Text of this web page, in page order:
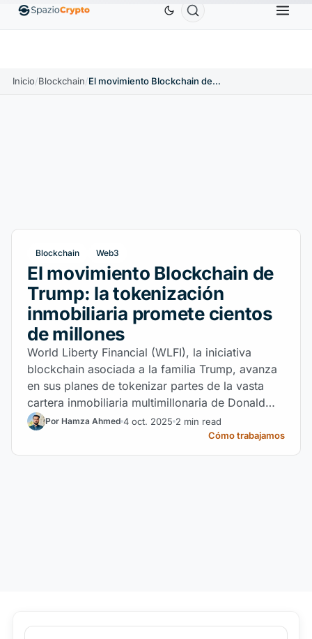
EthereumETH1880,58 US$ TetherUSDT ↑0.00%
Inicio/Blockchain/ El movimiento Blockchain de Trump: la tokenización inmobiliaria promete cientos de millones
Blockchain Web3
El movimiento Blockchain de
Trump: la tokenización
inmobiliaria promete cientos
de millones
World Liberty Financial (WLFI), la iniciativa
blockchain asociada a la familia Trump, avanza
en sus planes de tokenizar partes de la vasta
cartera inmobiliaria multimillonaria de Donald
Trump. Este proyecto
Por Hamza Ahmed 4 oct. 2025 2 min read
Cómo trabajamos